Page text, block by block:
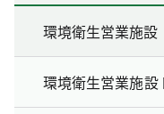
環境衛生営業施設
環境衛生営業施設